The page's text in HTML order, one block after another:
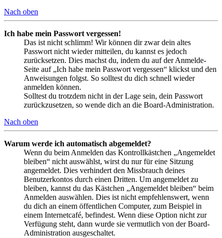
Nach oben
Ich habe mein Passwort vergessen!
Das ist nicht schlimm! Wir können dir zwar dein altes
Passwort nicht wieder mitteilen, du kannst es jedoch
zurücksetzen. Dies machst du, indem du auf der Anmelde-
Seite auf „Ich habe mein Passwort vergessen“ klickst und den
Anweisungen folgst. So solltest du dich schnell wieder
anmelden können.
Solltest du trotzdem nicht in der Lage sein, dein Passwort
zurückzusetzen, so wende dich an die Board-Administration.
Nach oben
Warum werde ich automatisch abgemeldet?
Wenn du beim Anmelden das Kontrollkästchen „Angemeldet
bleiben“ nicht auswählst, wirst du nur für eine Sitzung
angemeldet. Dies verhindert den Missbrauch deines
Benutzerkontos durch einen Dritten. Um angemeldet zu
bleiben, kannst du das Kästchen „Angemeldet bleiben“ beim
Anmelden auswählen. Dies ist nicht empfehlenswert, wenn
du dich an einem öffentlichen Computer, zum Beispiel in
einem Internetcafé, befindest. Wenn diese Option nicht zur
Verfügung steht, dann wurde sie vermutlich von der Board-
Administration ausgeschaltet.